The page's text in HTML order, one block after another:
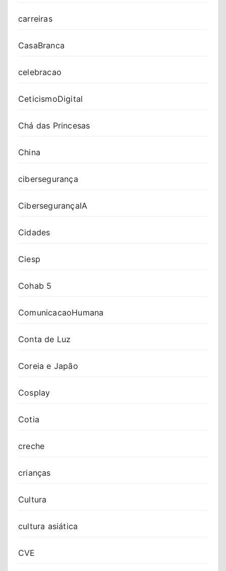
carreiras
CasaBranca
celebracao
CeticismoDigital
Chá das Princesas
China
cibersegurança
CibersegurançaIA
Cidades
Ciesp
Cohab 5
ComunicacaoHumana
Conta de Luz
Coreia e Japão
Cosplay
Cotia
creche
crianças
Cultura
cultura asiática
CVE